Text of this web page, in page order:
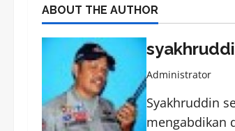
ABOUT THE AUTHOR
Administrator
Syakhruddin
mengabdikan